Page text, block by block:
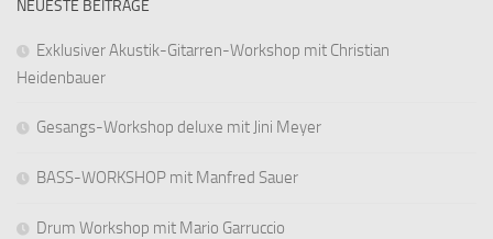
NEUESTE BEITRÄGE
Exklusiver Akustik-Gitarren-Workshop mit Christian
Heidenbauer
Gesangs-Workshop deluxe mit Jini Meyer
BASS-WORKSHOP mit Manfred Sauer
Drum Workshop mit Mario Garruccio